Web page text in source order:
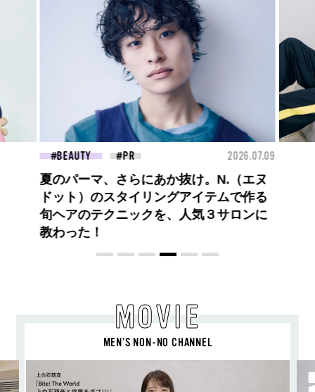
FASHION 2026.07.09
ロエベの新しい世界へようこそ。大胆な
コントラストとレイヤードの先に。装う
喜び、明るいスピリット
MOVIE
MEN’S NON-NO CHANNEL